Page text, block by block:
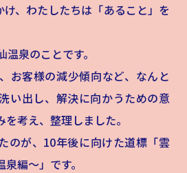
、わたしたちは「あること」を
泉のことです。
お客様の減少傾向など、なんと
い出し、解決に向かうための意
考え、整理しました。
のが、10年後に向けた道標「雲
編～」です。